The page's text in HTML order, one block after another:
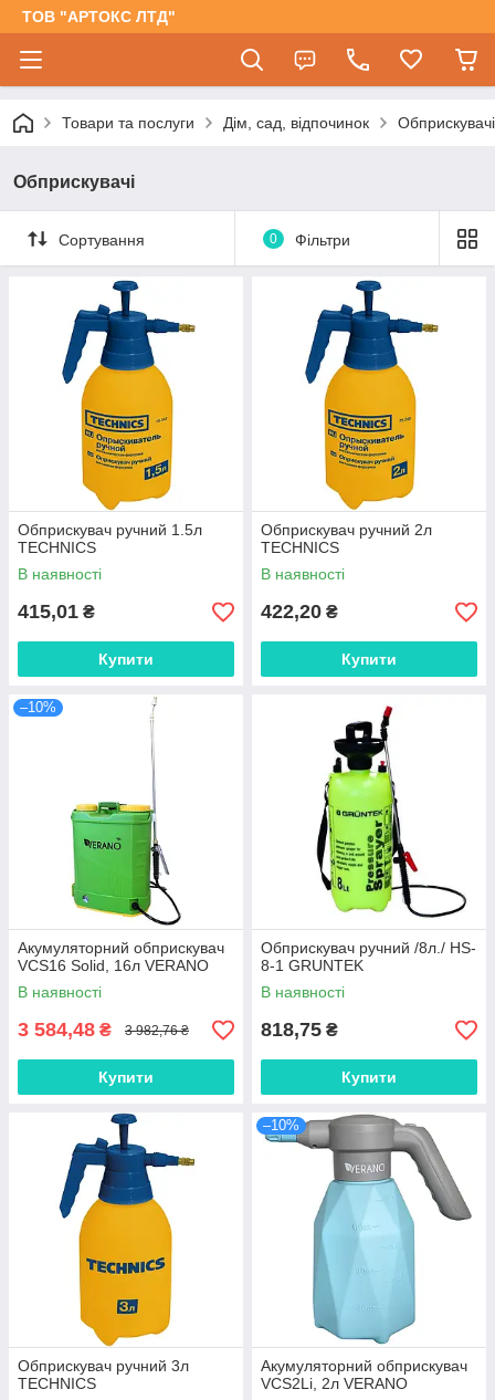
ТОВ "АРТОКС ЛТД"
Товари та послуги Дім, сад, відпочинок Обприскувачі
Обприскувачі
Сортування 0 Фільтри
Обприскувач ручний 1.5л
TECHNICS
В наявності
415,01 ₴
Купити
Обприскувач ручний 2л
TECHNICS
В наявності
422,20 ₴
Купити
–10%
Акумуляторний обприскувач
VCS16 Solid, 16л VERANO
В наявності
3 584,48 ₴ 3 982,76 ₴
Купити
Обприскувач ручний /8л./ HS-
8-1 GRUNTEK
В наявності
818,75 ₴
Купити
Обприскувач ручний 3л
TECHNICS
–10%
Акумуляторний обприскувач
VCS2Li, 2л VERANO